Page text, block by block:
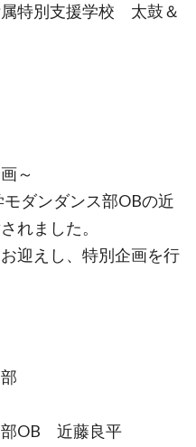
属特別支援学校 太鼓＆
～
ダンダンス部OBの近
れました。
迎えし、特別企画を行
部OB 近藤良平